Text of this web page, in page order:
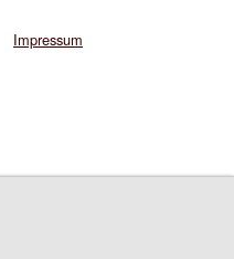
Impressum